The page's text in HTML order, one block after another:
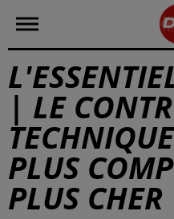
| LE
PLUS
PLUS CHER